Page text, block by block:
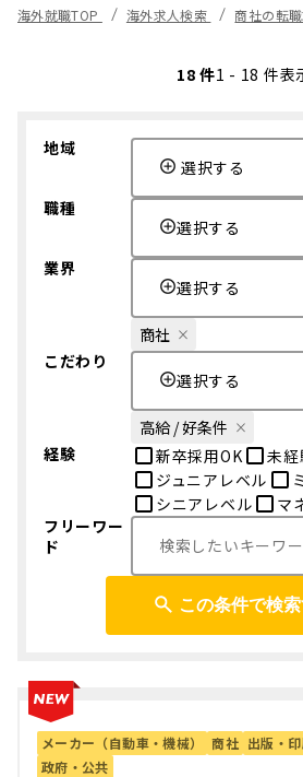
海外就職TOP 海外求人検索 商社の転
18 件1 - 18 件表
地域
選択する
職種
選択する
業界
選択する
商社
こだわり
選択する
高給 / 好条件
経験
新卒採用OK
未経
ジュニアレベル
シニアレベル
マ
フリーワー
ド
この条件で検
メーカー（自動車・機械） 商社 出版・
政府・公共